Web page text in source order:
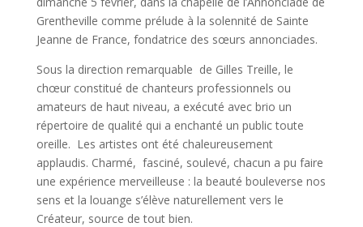
Grentheville comme prélude à la solennité de Sainte
Jeanne de France, fondatrice des sœurs annonciades.
Sous la direction remarquable de Gilles Treille, le
chœur constitué de chanteurs professionnels ou
amateurs de haut niveau, a exécuté avec brio un
répertoire de qualité qui a enchanté un public toute
oreille. Les artistes ont été chaleureusement
applaudis. Charmé, fasciné, soulevé, chacun a pu faire
une expérience merveilleuse : la beauté bouleverse nos
sens et la louange s’élève naturellement vers le
Créateur, source de tout bien.